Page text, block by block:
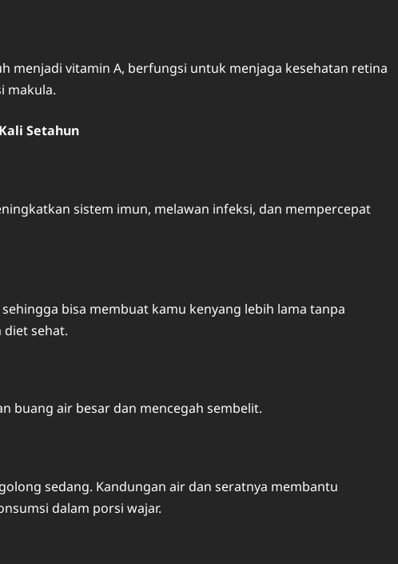
menjadi vitamin A, berfungsi untuk menjaga kesehatan retina
makula.
Setahun
sistem imun, melawan infeksi, dan mempercepat
bisa membuat kamu kenyang lebih lama tanpa
sehat.
buang air besar dan mencegah sembelit.
sedang. Kandungan air dan seratnya membantu
dalam porsi wajar.